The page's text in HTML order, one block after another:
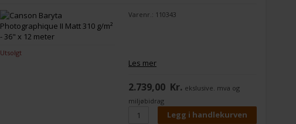
Utsolgt
Varenr.: 110343
Les mer
2.739,00 Kr. ekslusive. mva og
miljøbidrag